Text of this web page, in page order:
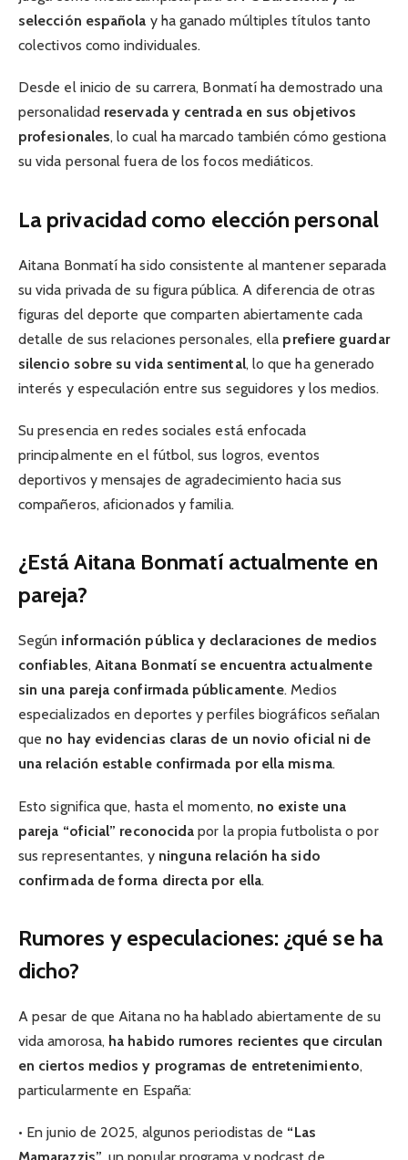
selección española y ha ganado múltiples títulos tanto
colectivos como individuales.
Desde el inicio de su carrera, Bonmatí ha demostrado una
personalidad reservada y centrada en sus objetivos
profesionales, lo cual ha marcado también cómo gestiona
su vida personal fuera de los focos mediáticos.
La privacidad como elección personal
Aitana Bonmatí ha sido consistente al mantener separada
su vida privada de su figura pública. A diferencia de otras
figuras del deporte que comparten abiertamente cada
detalle de sus relaciones personales, ella prefiere guardar
silencio sobre su vida sentimental, lo que ha generado
interés y especulación entre sus seguidores y los medios.
Su presencia en redes sociales está enfocada
principalmente en el fútbol, sus logros, eventos
deportivos y mensajes de agradecimiento hacia sus
compañeros, aficionados y familia.
¿Está Aitana Bonmatí actualmente en
pareja?
Según información pública y declaraciones de medios
confiables, Aitana Bonmatí se encuentra actualmente
sin una pareja confirmada públicamente. Medios
especializados en deportes y perfiles biográficos señalan
que no hay evidencias claras de un novio oficial ni de
una relación estable confirmada por ella misma.
Esto significa que, hasta el momento, no existe una
pareja “oficial” reconocida por la propia futbolista o por
sus representantes, y ninguna relación ha sido
confirmada de forma directa por ella.
Rumores y especulaciones: ¿qué se ha
dicho?
A pesar de que Aitana no ha hablado abiertamente de su
vida amorosa, ha habido rumores recientes que circulan
en ciertos medios y programas de entretenimiento,
particularmente en España:
• En junio de 2025, algunos periodistas de “Las